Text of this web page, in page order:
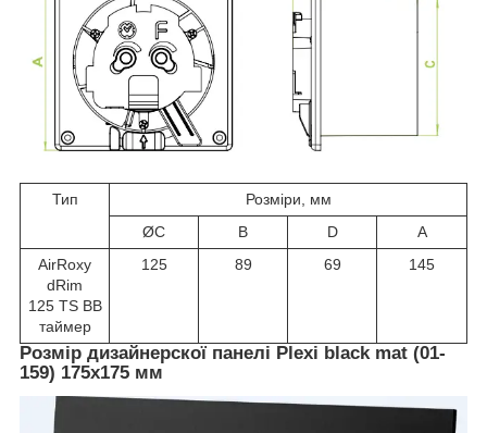
Тип
Розміри, мм
ØC
B D
A
AirRoxy
dRim
125 TS BB
таймер
125 89 69 145
Розмір дизайнерскої панелі Plexi black mat (01-
159) 175х175 мм